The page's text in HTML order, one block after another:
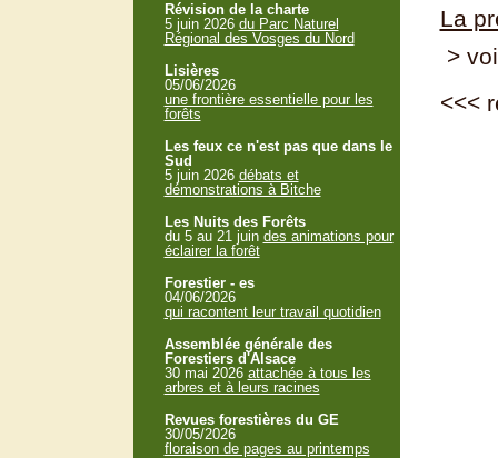
La
>
<<<
Révision de la charte
5 juin 2026 du Parc Naturel
Régional des Vosges du Nord
Lisières
05/06/2026
une frontière essentielle pour les
forêts
Les feux ce n'est pas que dans le
Sud
5 juin 2026 débats et
démonstrations à Bitche
Les Nuits des Forêts
du 5 au 21 juin des animations pour
éclairer la forêt
Forestier - es
04/06/2026
qui racontent leur travail quotidien
Assemblée générale des
Forestiers d'Alsace
30 mai 2026 attachée à tous les
arbres et à leurs racines
Revues forestières du GE
30/05/2026
floraison de pages au printemps